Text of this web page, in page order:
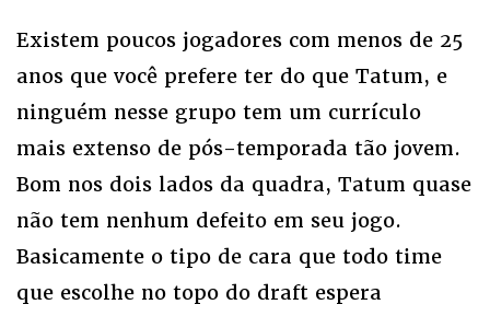
Existem poucos jogadores com menos de 25
anos que você prefere ter do que Tatum, e
ninguém nesse grupo tem um currículo
mais extenso de pós-temporada tão jovem.
Bom nos dois lados da quadra, Tatum quase
não tem nenhum defeito em seu jogo.
Basicamente o tipo de cara que todo time
que escolhe no topo do draft espera